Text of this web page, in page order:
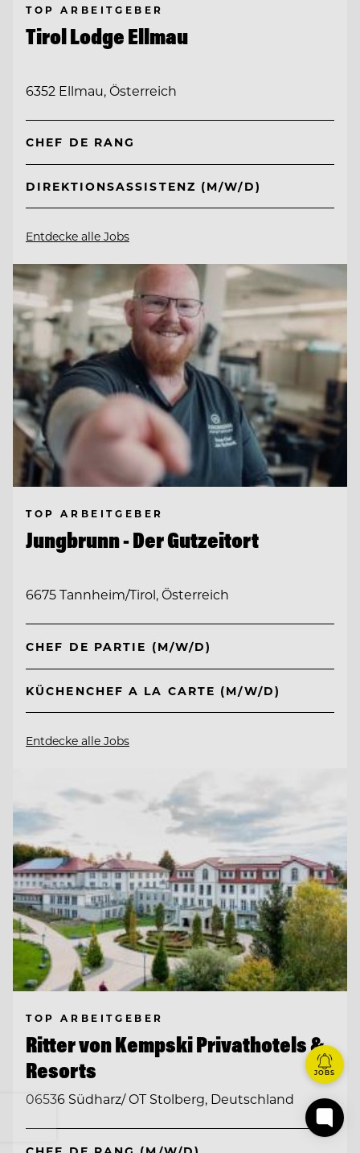
TOP ARBEITGEBER
Tirol Lodge Ellmau
6352 Ellmau, Österreich
CHEF DE RANG
DIREKTIONSASSISTENZ (M/W/D)
Entdecke alle Jobs
TOP ARBEITGEBER
Jungbrunn - Der Gutzeitort
6675 Tannheim/Tirol, Österreich
CHEF DE PARTIE (M/W/D)
KÜCHENCHEF A LA CARTE (M/W/D)
Entdecke alle Jobs
TOP ARBEITGEBER
Ritter von Kempski Privathotels &
Resorts
06536 Südharz/ OT Stolberg, Deutschland
JOBS